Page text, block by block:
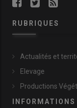
RUBRIQUES
Actualités et
Elevage
Productions